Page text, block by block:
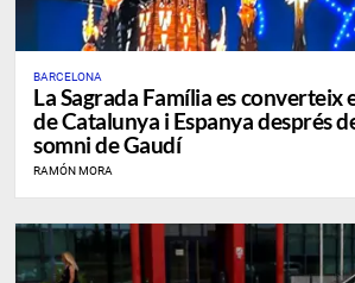
BARCELONA
La Sagrada Família es converteix
de Catalunya i Espanya després
somni de Gaudí
RAMÓN MORA